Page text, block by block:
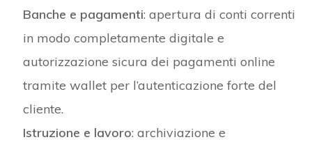
Banche e pagamenti: apertura di conti correnti
in modo completamente digitale e
autorizzazione sicura dei pagamenti online
tramite wallet per l’autenticazione forte del
cliente.
Istruzione e lavoro: archiviazione e